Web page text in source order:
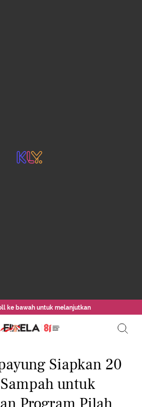
ke bawah untuk melanjutkan
Siapkan 20
untuk